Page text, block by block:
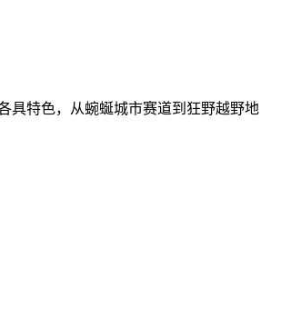
具特色，从蜿蜒城市赛道到狂野越野地